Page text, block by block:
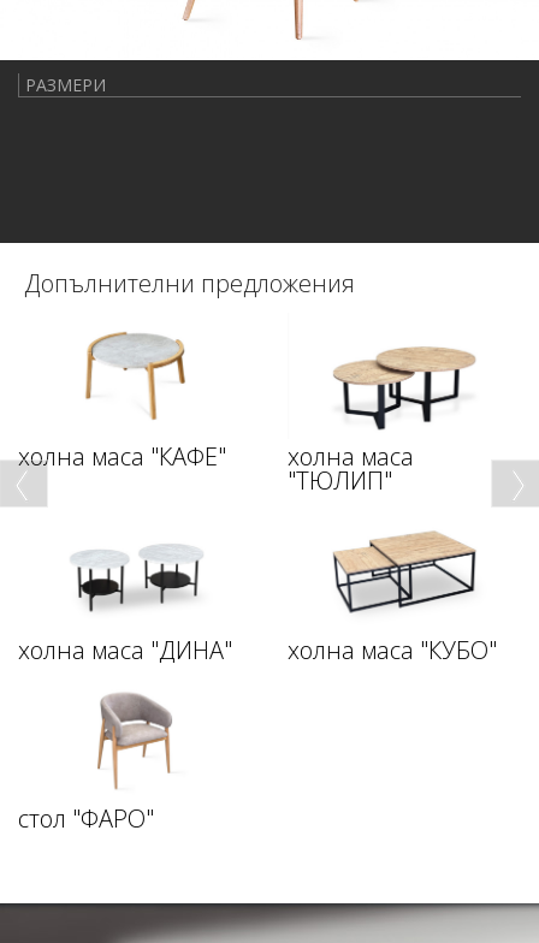
РАЗМЕРИ
Допълнителни предложения
холна маса "КАФЕ" холна маса
"ТЮЛИП"
холна маса "ДИНА" холна маса "КУБО"
стол "ФАРО"